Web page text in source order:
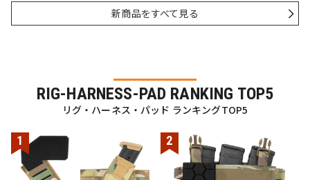
新商品をすべて見る
RIG-HARNESS-PAD RANKING TOP5
リグ・ハーネス・パッド ランキングTOP5